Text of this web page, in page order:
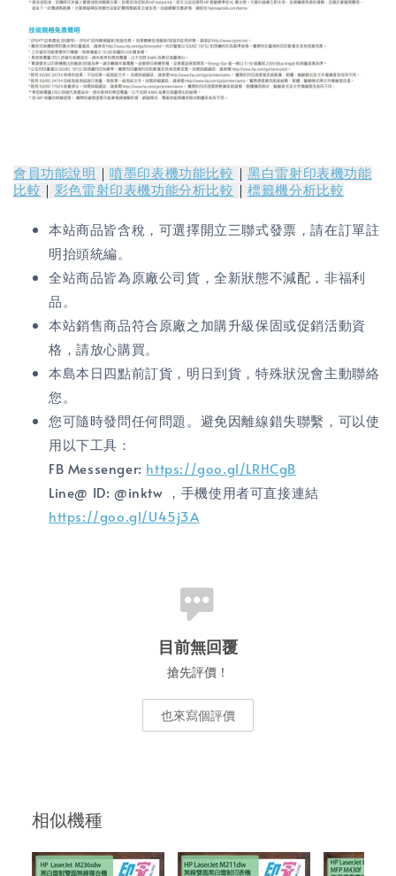
會員功能說明 ｜噴墨印表機功能比較 ｜黑白雷射印表機功能
比較 ｜ 彩色雷射印表機功能分析比較 ｜標籤機分析比較
本站商品皆含稅，可選擇開立三聯式發票，請在訂單註
明抬頭統編。
全站商品皆為原廠公司貨，全新狀態不減配，非福利
品。
本站銷售商品符合原廠之加購升級保固或促銷活動資
格，請放心購買。
本島本日四點前訂貨，明日到貨，特殊狀況會主動聯絡
您。
您可隨時發問任何問題。避免因離線錯失聯繫，可以使
用以下工具：
FB Messenger: https://goo.gl/LRHCgB
Line@ ID: @inktw ，手機使用者可直接連結
https://goo.gl/U45j3A
目前無回覆
搶先評價！
也來寫個評價
相似機種